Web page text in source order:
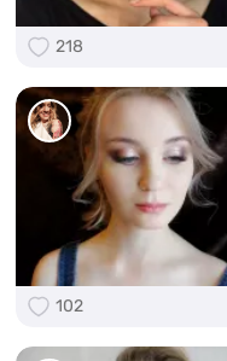
218
102